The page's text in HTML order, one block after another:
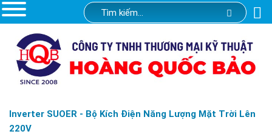
Inverter SUOER - Bộ Kích Điện Năng Lượng Mặt Trời Lên
220V